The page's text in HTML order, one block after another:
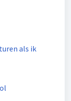
als ik